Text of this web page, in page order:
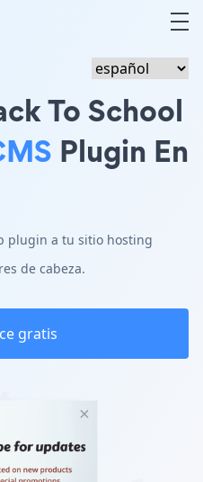
To School
Plugin En
plugin a tu sitio hosting
de cabeza.
gratis